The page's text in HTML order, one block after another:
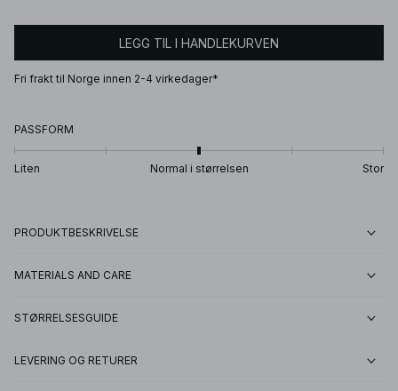
LEGG TIL I HANDLEKURVEN
Fri frakt til Norge innen 2-4 virkedager*
PASSFORM
Liten Normal i størrelsen Stor
PRODUKTBESKRIVELSE
MATERIALS AND CARE
STØRRELSESGUIDE
LEVERING OG RETURER